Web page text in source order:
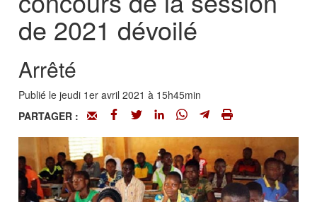
de 2021 dévoilé
Arrêté
Publié le jeudi 1er avril 2021 à 15h45min
PARTAGER :